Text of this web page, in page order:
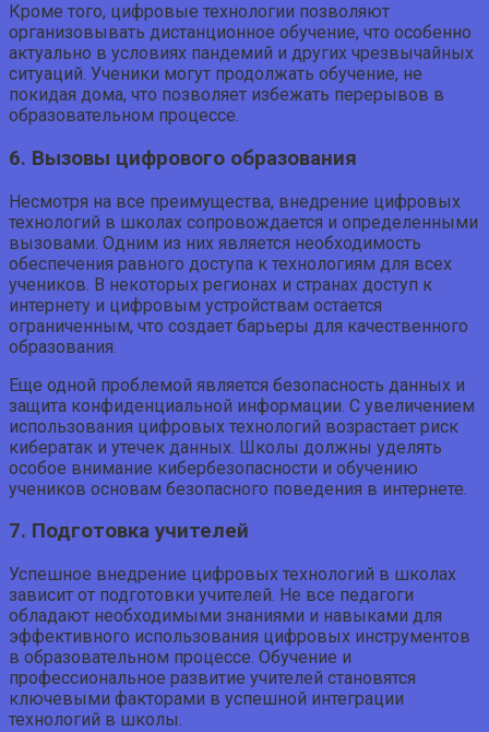
Кроме того, цифровые технологии позволяют
организовывать дистанционное обучение, что особенно
актуально в условиях пандемий и других чрезвычайных
ситуаций. Ученики могут продолжать обучение, не
покидая дома, что позволяет избежать перерывов в
образовательном процессе.
6. Вызовы цифрового образования
Несмотря на все преимущества, внедрение цифровых
технологий в школах сопровождается и определенными
вызовами. Одним из них является необходимость
обеспечения равного доступа к технологиям для всех
учеников. В некоторых регионах и странах доступ к
интернету и цифровым устройствам остается
ограниченным, что создает барьеры для качественного
образования.
Еще одной проблемой является безопасность данных и
защита конфиденциальной информации. С увеличением
использования цифровых технологий возрастает риск
кибератак и утечек данных. Школы должны уделять
особое внимание кибербезопасности и обучению
учеников основам безопасного поведения в интернете.
7. Подготовка учителей
Успешное внедрение цифровых технологий в школах
зависит от подготовки учителей. Не все педагоги
обладают необходимыми знаниями и навыками для
эффективного использования цифровых инструментов
в образовательном процессе. Обучение и
профессиональное развитие учителей становятся
ключевыми факторами в успешной интеграции
технологий в школы.